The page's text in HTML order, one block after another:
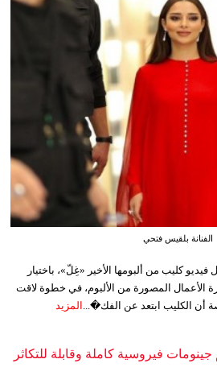
الفنانة بلقيس فتحي
كليب من ألبومها الأخير «غِلّ»، باختيار
الأعمال المصورة من الألبوم، في خطوة لاقت
أن الكليب ابتعد عن الفك�... المزيد
فيروسية كاملة وقابلة للتكاثر